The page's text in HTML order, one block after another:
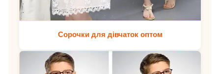
Сорочки для дівчаток оптом